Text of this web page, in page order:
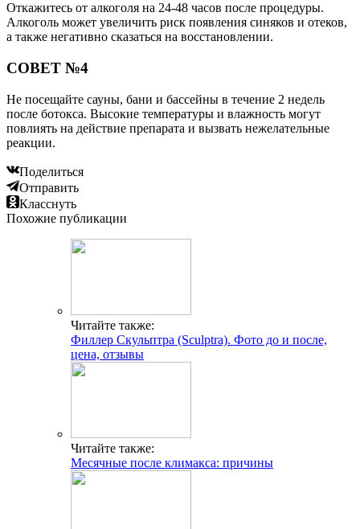
Откажитесь от алкоголя на 24-48 часов после процедуры.
Алкоголь может увеличить риск появления синяков и отеков,
а также негативно сказаться на восстановлении.
СОВЕТ №4
Не посещайте сауны, бани и бассейны в течение 2 недель
после ботокса. Высокие температуры и влажность могут
повлиять на действие препарата и вызвать нежелательные
реакции.
Поделиться
Отправить
Класснуть
Похожие публикации
Читайте также:
Филлер Скульптра (Sculptra). Фото до и после,
цена, отзывы
Читайте также:
Месячные после климакса: причины